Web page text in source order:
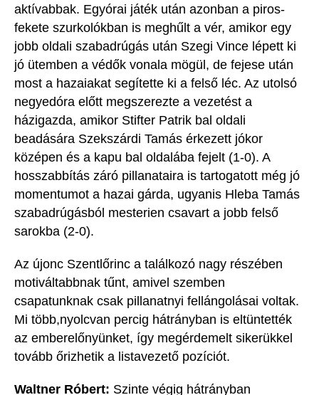
aktívabbak. Egyórai játék után azonban a piros-
fekete szurkolókban is meghűlt a vér, amikor egy
jobb oldali szabadrúgás után Szegi Vince lépett ki
jó ütemben a védők vonala mögül, de fejese után
most a hazaiakat segítette ki a felső léc. Az utolsó
negyedóra előtt megszerezte a vezetést a
házigazda, amikor Stifter Patrik bal oldali
beadására Szekszárdi Tamás érkezett jókor
középen és a kapu bal oldalába fejelt (1-0). A
hosszabbítás záró pillanataira is tartogatott még jó
momentumot a hazai gárda, ugyanis Hleba Tamás
szabadrúgásból mesterien csavart a jobb felső
sarokba (2-0).
Az újonc Szentlőrinc a találkozó nagy részében
motiváltabbnak tűnt, amivel szemben
csapatunknak csak pillanatnyi fellángolásai voltak.
Mi több,nyolcvan percig hátrányban is e ltüntették
az emberelőnyünket, így megérdemelt sikerükkel
tovább őrizhetik a listavezető pozíciót.
Waltner Róbert: Szinte végig hátrányban